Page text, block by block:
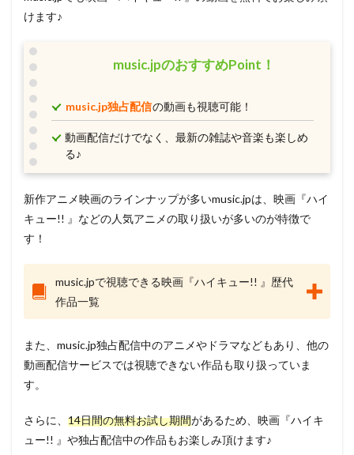
けます♪
music.jpのおすすめPoint！
music.jp独占配信の動画も視聴可能！
動画配信だけでなく、最新の雑誌や音楽も楽しめ
る♪
新作アニメ映画のラインナップが多いmusic.jpは、映画『ハイ
キュー!! 』などの人気アニメの取り扱いが多いのが特徴で
す！
music.jpで視聴できる映画『ハイキュー!! 』歴代
作品一覧
また、music.jp独占配信中のアニメやドラマなどもあり、他の
動画配信サービスでは視聴できない作品も取り扱っていま
す。
さらに、 14日間の無料お試し期間があるため、映画『ハイキ
ュー!! 』や独占配信中の作品もお楽しみ頂けます♪